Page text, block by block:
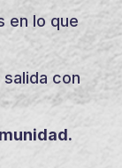
en lo que
con